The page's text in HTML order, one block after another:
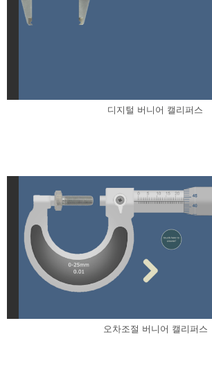
디지털 버니어 캘리퍼스
오차조절 버니어 캘리퍼스